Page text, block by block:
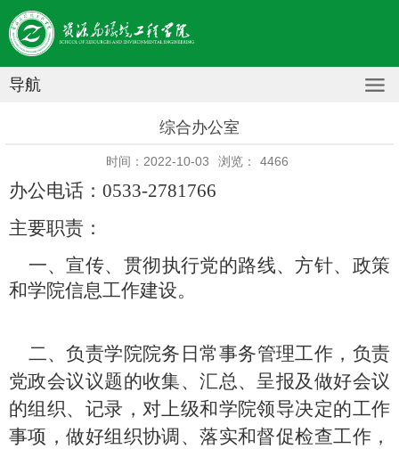
导航
综合办公室
时间：2022-10-03 浏览： 4466
办公电话：0533-2781766
主要职责：
一、宣传、贯彻执行党的路线、方针、政策
和学院信息工作建设。
二、负责学院院务日常事务管理工作，负责
党政会议议题的收集、汇总、呈报及做好会议
的组织、记录，对上级和学院领导决定的工作
事项，做好组织协调、落实和督促检查工作，